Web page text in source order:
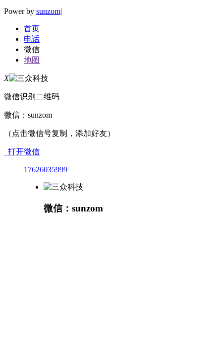
Power by sunzom|
首页
电话
微信
地图
X
微信识别二维码
微信： sunzom
（点击微信号复制，添加好友）
打开微信
17626035999
微信：sunzom